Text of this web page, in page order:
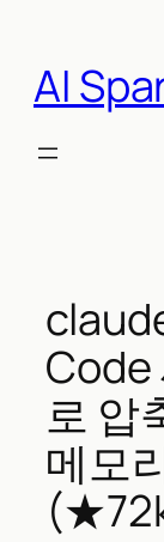
AI
Code
로 압
메모